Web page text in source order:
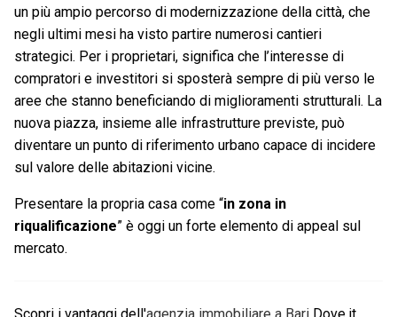
un più ampio percorso di modernizzazione della città, che
negli ultimi mesi ha visto partire numerosi cantieri
strategici. Per i proprietari, significa che l’interesse di
compratori e investitori si sposterà sempre di più verso le
aree che stanno beneficiando di miglioramenti strutturali. La
nuova piazza, insieme alle infrastrutture previste, può
diventare un punto di riferimento urbano capace di incidere
sul valore delle abitazioni vicine.
Presentare la propria casa come “in zona in
riqualificazione” è oggi un forte elemento di appeal sul
mercato.